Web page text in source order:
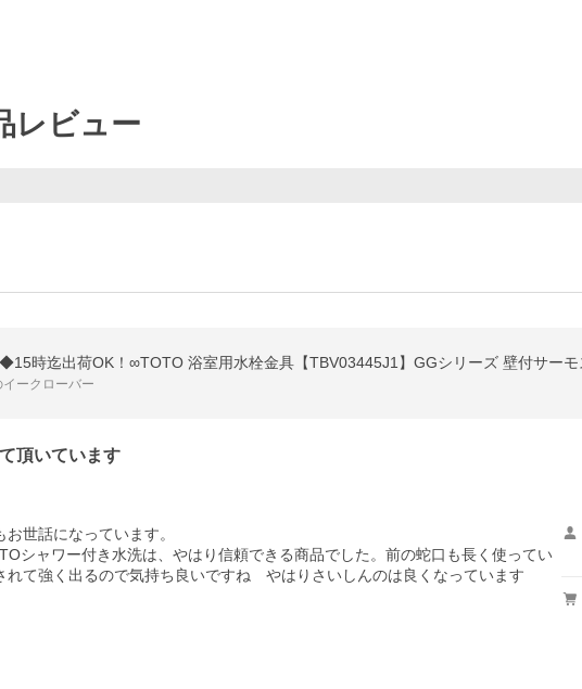
レビュー
ークローバー
頂いています
世話になっています。
シャワー付き水洗は、やはり信頼できる商品でした。前の蛇口も長く使ってい